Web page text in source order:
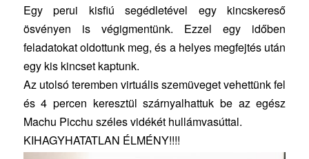
Egy perui kisfiú segédletével egy kincskereső
ösvényen is végigmentünk. Ezzel egy időben
feladatokat oldottunk meg, és a helyes megfejtés után
egy kis kincset kaptunk.
Az utolsó teremben virtuális szemüveget vehettünk fel
és 4 percen keresztül szárnyalhattuk be az egész
Machu Picchu széles vidékét hullámvasúttal.
KIHAGYHATATLAN ÉLMÉNY!!!!